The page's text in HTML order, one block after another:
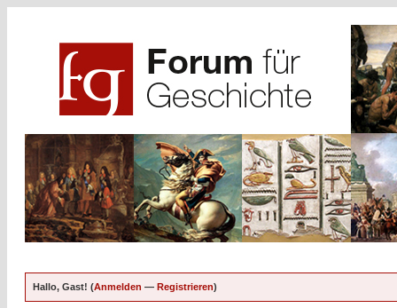
Hallo, Gast! (Anmelden — Registrieren)